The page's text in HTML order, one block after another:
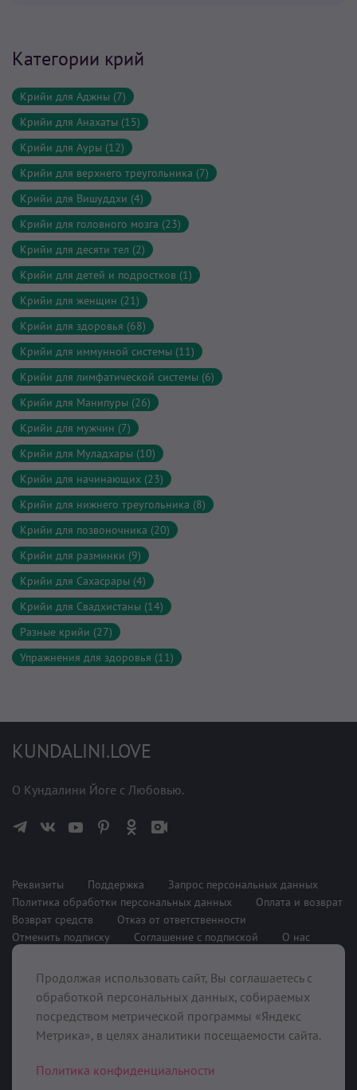
Категории крий
Крийи для Аджны (7)
Крийи для Анахаты (15)
Крийи для Ауры (12)
Крийи для верхнего треугольника (7)
Крийи для Вишуддхи (4)
Крийи для головного мозга (23)
Крийи для десяти тел (2)
Крийи для детей и подростков (1)
Крийи для женщин (21)
Крийи для здоровья (68)
Крийи для иммунной системы (11)
Крийи для лимфатической системы (6)
Крийи для Манипуры (26)
Крийи для мужчин (7)
Крийи для Муладхары (10)
Крийи для начинающих (23)
Крийи для нижнего треугольника (8)
Крийи для позвоночника (20)
Крийи для разминки (9)
Крийи для Сахасрары (4)
Крийи для Свадхистаны (14)
Разные крийи (27)
Упражнения для здоровья (11)
KUNDALINI.LOVE
О Кундалини Йоге с Любовью.
Реквизиты Поддержка
Запрос персональных данных
Политика обработки персональных данных
Оплата и возврат
Возврат средств
Отказ от ответственности
Отменить подписку
Соглашение с подпиской О нас
При поддержке
Продолжая использовать сайт, Вы соглашаетесь с
обработкой персональных данных, собираемых
посредством метрической программы «Яндекс
Метрика», в целях аналитики посещаемости сайта.
Политика конфиденциальности